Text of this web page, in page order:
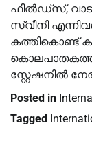
ഫീല്‍ഡ്സ്,
സ്വീനി
കത്തികൊണ്ട്
സ്റ്റേഷനില്‍
Posted in
Tagged